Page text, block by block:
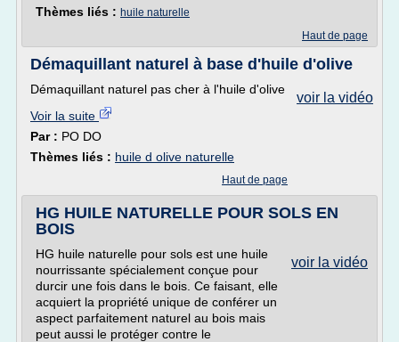
Thèmes liés : huile naturelle
Haut de page
Démaquillant naturel à base d'huile d'olive
voir la vidéo
Démaquillant naturel pas cher à l'huile d'olive
Voir la suite
Par : PO DO
Thèmes liés : huile d olive naturelle
Haut de page
HG HUILE NATURELLE POUR SOLS EN
BOIS
voir la vidéo
HG huile naturelle pour sols est une huile
nourrissante spécialement conçue pour
durcir une fois dans le bois. Ce faisant, elle
acquiert la propriété unique de conférer un
aspect parfaitement naturel au bois mais
peut aussi le protéger contre le